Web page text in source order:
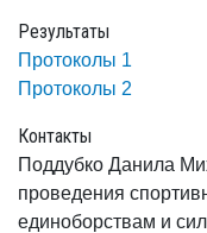
Результаты
Протоколы 1
Протоколы 2
Контакты
Поддубко Данила
проведения
единоборствам и